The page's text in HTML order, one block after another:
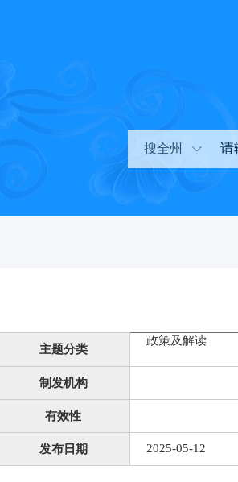
搜全州
主题分类
政策及解读
制发机构
有效性
发布日期 2025-05-12